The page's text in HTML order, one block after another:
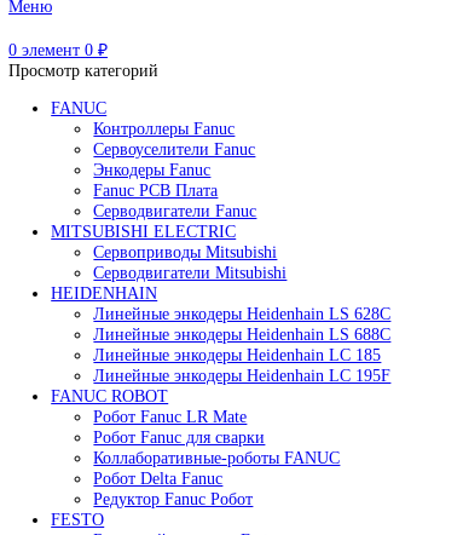
Редуктор Fanuc Робот
Робот Delta Fanuc
Робот Fanuc LR Mate
Робот Fanuc для сварки
элемент / 0₽
Меню
элемент 0₽
Просмотр категорий
FANUC
Контроллеры Fanuc
Сервоуселители Fanuc
Энкодеры Fanuc
Fanuc PCB Плата
Серводвигатели Fanuc
MITSUBISHI ELECTRIC
Сервоприводы Mitsubishi